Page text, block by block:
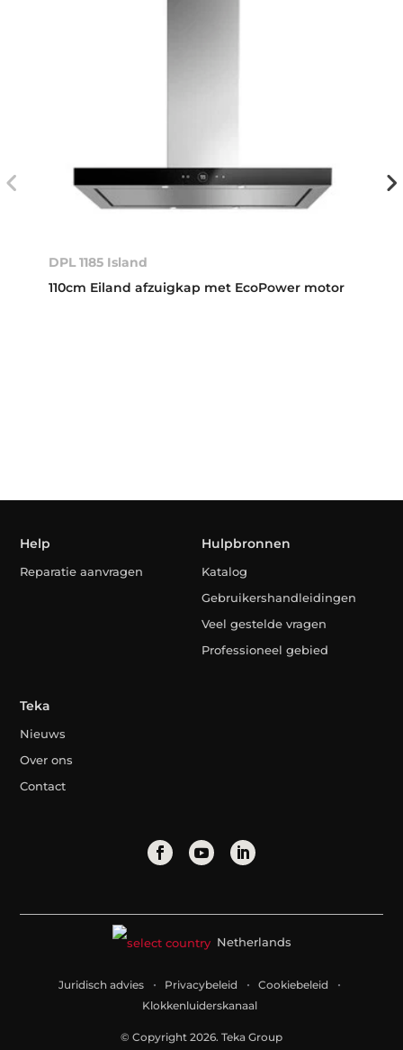
DPL 1185 Island
110cm Eiland afzuigkap met EcoPower motor
Help
Reparatie aanvragen
Hulpbronnen
Katalog
Gebruikershandleidingen
Veel gestelde vragen
Professioneel gebied
Teka
Nieuws
Over ons
Contact
Netherlands
Juridisch advies Privacybeleid
Cookiebeleid
Klokkenluiderskanaal
© Copyright 2026. Teka Group